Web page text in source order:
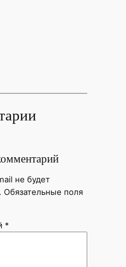
не будет
Обязательные поля
*